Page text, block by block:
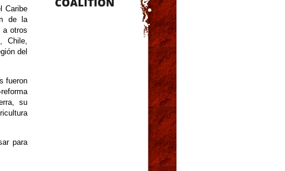
Caribe
de la
a otros
Chile,
del
fueron
su
para